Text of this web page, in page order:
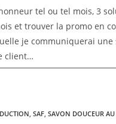
tel ou tel mois, 3
et trouver la promo en
je communiquerai une
client…
, SAF, SAVON DOUCEUR